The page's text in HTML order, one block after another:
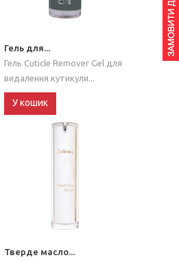
Гель для...
Гель Cuticle Remover Gel для
видалення кутикули...
У кошик
Тверде масло...